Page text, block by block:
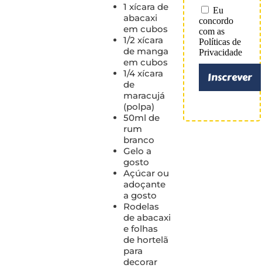
1 xícara de
abacaxi
em cubos
1/2 xícara
de manga
em cubos
1/4 xícara
de
maracujá
(polpa)
50ml de
rum
branco
Gelo a
gosto
Açúcar ou
adoçante
a gosto
Rodelas
de abacaxi
e folhas
de hortelã
para
decorar
Eu
concordo
com as
Políticas de
Privacidade
Inscrever